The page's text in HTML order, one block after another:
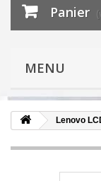
Panier
MENU
Lenovo